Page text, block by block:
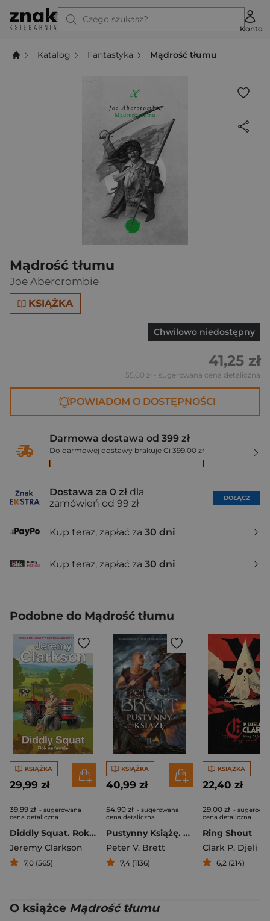
Czego szukasz?
Konto
Katalog Fantastyka Mądrość tłumu
Mądrość tłumu
Joe Abercrombie
KSIĄŻKA
Chwilowo niedostępny
41,25 zł
55,00 zł - sugerowana cena detaliczna
POWIADOM O DOSTĘPNOŚCI
Darmowa dostawa od 399 zł
Do darmowej dostawy brakuje Ci 399,00 zł
Dostawa za 0 zł dla
zamówień od 99 zł
DOŁĄCZ
Kup teraz, zapłać za 30 dni
Kup teraz, zapłać za 30 dni
Podobne do Mądrość tłumu
KSIĄŻKA
29,99 zł
39,99 zł - sugerowana
cena detaliczna
Diddly Squat. Rok na farmie
Jeremy Clarkson
7,0 (565)
KSIĄŻKA
40,99 zł
54,90 zł - sugerowana
cena detaliczna
Pustynny Książę. Księga 2
Peter V. Brett
7,4 (1136)
KSIĄŻKA
22,40 zł
29,00 zł -
cena detaliczna
Ring Shout
Clark P. Djeli
6,2 (214)
O książce Mądrość tłumu